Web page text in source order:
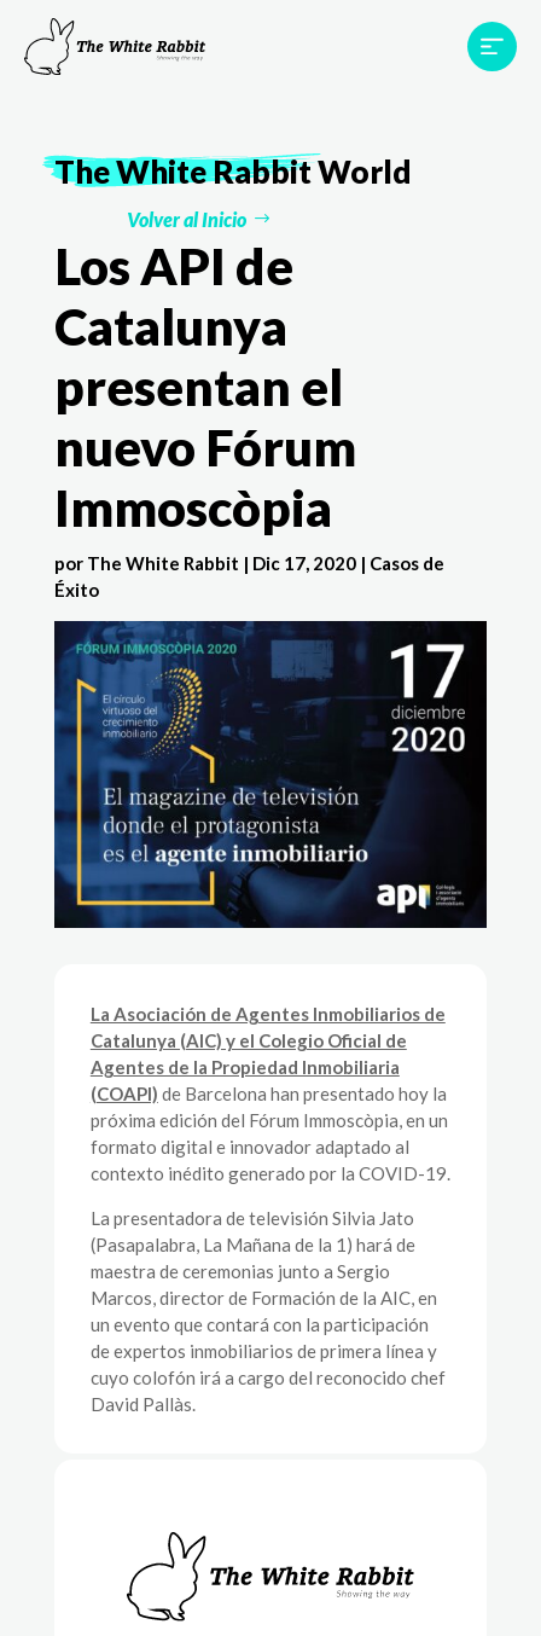
Proyectos
Testimonios
TWR World
The White RabbitWorld
Volver al Inicio
Los API de
Catalunya
presentan el
nuevo Fórum
Immoscòpia
por The White Rabbit | Dic 17, 2020| Casos de
Éxito
La Asociación de Agentes Inmobiliarios de
Catalunya (AIC) y el Colegio Oficial de
Agentes de la Propiedad Inmobiliaria
(COAPI) de Barcelona han presentado hoy la
próxima edición del Fórum Immoscòpia, en un
formato digital e innovador adaptado al
contexto inédito generado por la COVID-19.
La presentadora de televisión Silvia Jato
(Pasapalabra, La Mañana de la 1) hará de
maestra de ceremonias junto a Sergio
Marcos, director de Formación de la AIC, en
un evento que contará con la participación
de expertos inmobiliarios de primera línea y
cuyo colofón irá a cargo del reconocido chef
David Pallàs.